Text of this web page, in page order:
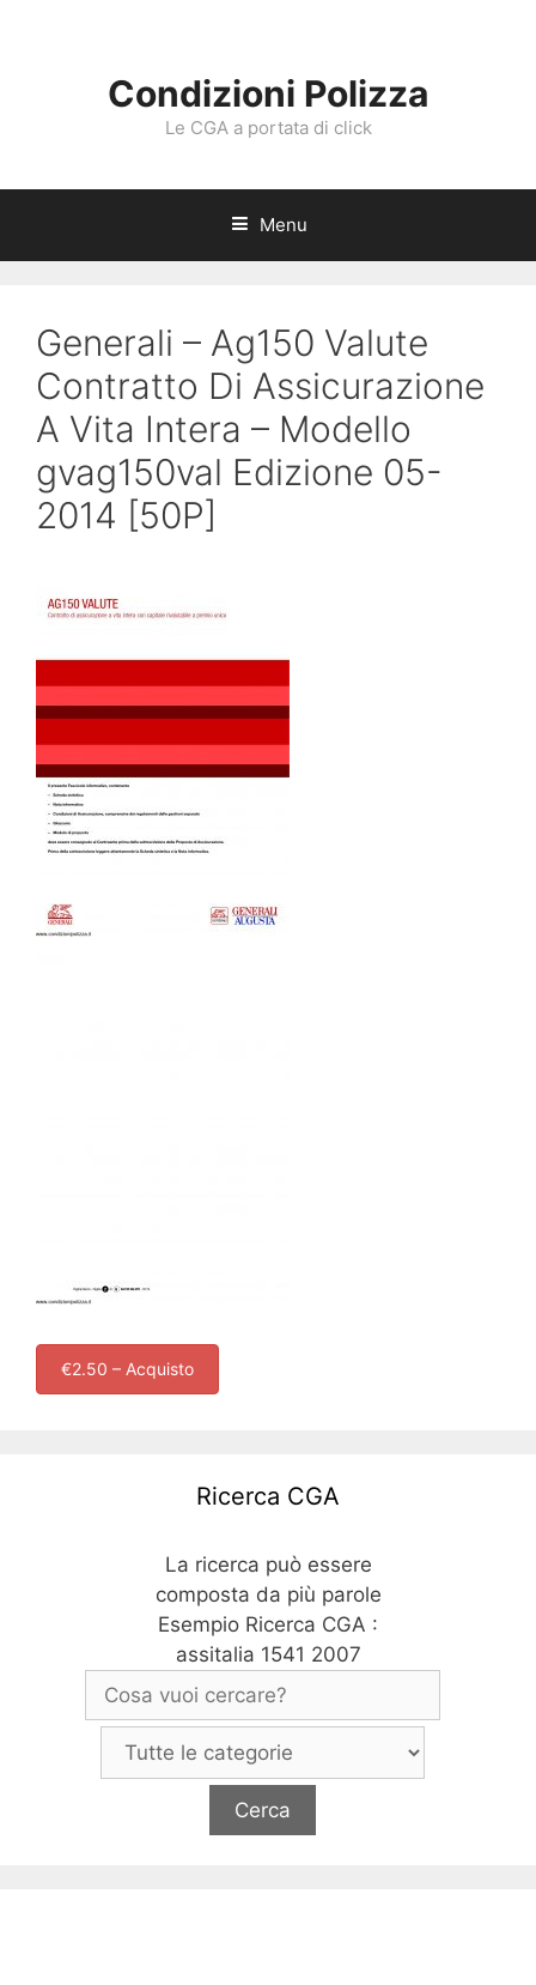
Condizioni Polizza
Le CGA a portata di click
Menu
Generali – Ag150 Valute
Contratto Di Assicurazione
A Vita Intera – Modello
gvag150val Edizione 05-
2014 [50P]
€2.50 – Acquisto
Ricerca CGA
La ricerca può essere
composta da più parole
Esempio Ricerca CGA :
assitalia 1541 2007